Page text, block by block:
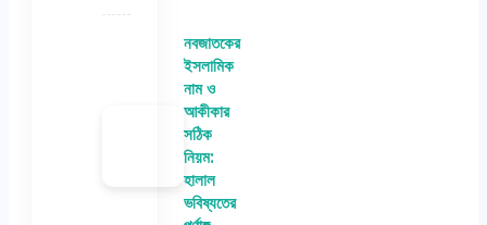
নবজাতকের
ইসলামিক
নাম ও
আকীকার
সঠিক
নিয়ম:
হালাল
ভবিষ্যতের